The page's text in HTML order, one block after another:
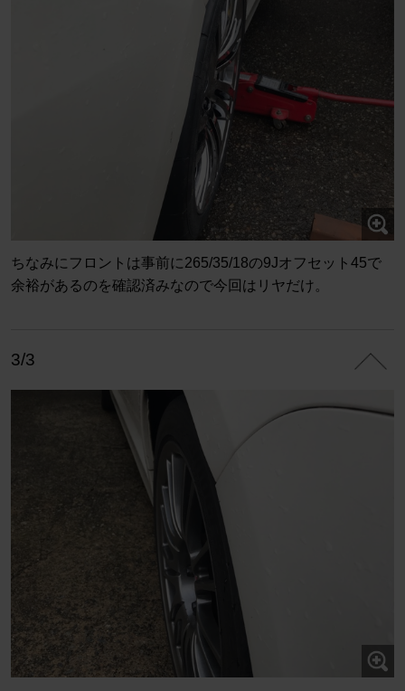
ちなみにフロントは事前に265/35/18の9Jオフセット45で
余裕があるのを確認済みなので今回はリヤだけ。
3/3